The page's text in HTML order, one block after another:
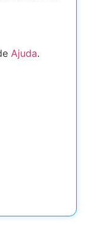
Ajuda.